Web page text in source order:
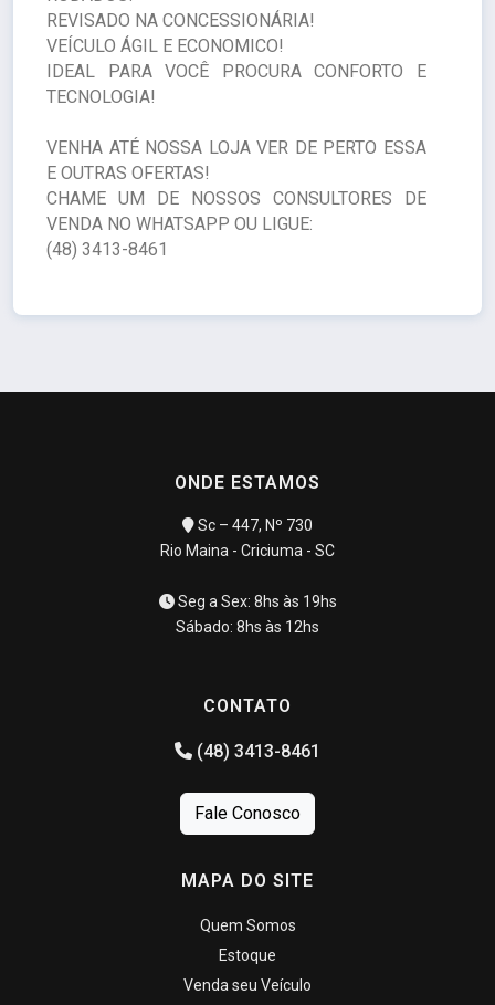
REVISADO NA CONCESSIONÁRIA!
VEÍCULO ÁGIL E ECONOMICO!
IDEAL PARA VOCÊ PROCURA CONFORTO E
TECNOLOGIA!
VENHA ATÉ NOSSA LOJA VER DE PERTO ESSA
E OUTRAS OFERTAS!
CHAME UM DE NOSSOS CONSULTORES DE
VENDA NO WHATSAPP OU LIGUE:
(48) 3413-8461
ONDE ESTAMOS
Sc – 447, Nº 730
Rio Maina - Criciuma - SC
Seg a Sex: 8hs às 19hs
Sábado: 8hs às 12hs
CONTATO
(48) 3413-8461
Fale Conosco
MAPA DO SITE
Quem Somos
Estoque
Venda seu Veículo